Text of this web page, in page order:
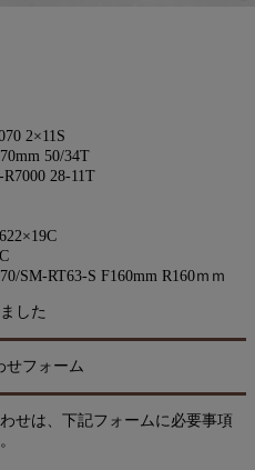
2×11S
50/34T
28-11T
SM-RT63-S F160mm R160ｍｍ
した
せフォーム
せは、下記フォームに必要事項